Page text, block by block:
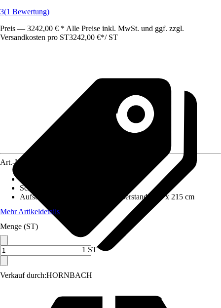
3(1 Bewertung)
Preis — 3242,00 € * Alle Preise inkl. MwSt. und ggf. zzgl.
Versandkosten pro ST3242,00 €*/ ST
Verkauf durch:HORNBACH
Art.-Nr.
Schneelast
Aufstellmaße B x T ohne Dachüberstand:
295 x 215 cm
Mehr Artikeldetails
Menge (ST)
1 ST